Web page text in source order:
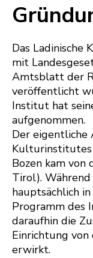
Das
mit
Amtsblatt der
veröffentlicht
Institut hat
aufgenommen.
Der eigentliche
Kulturinstitutes
Bozen kam von
Tirol).
hauptsächlich
Programm des
daraufhin die
Einrichtung
erwirkt.